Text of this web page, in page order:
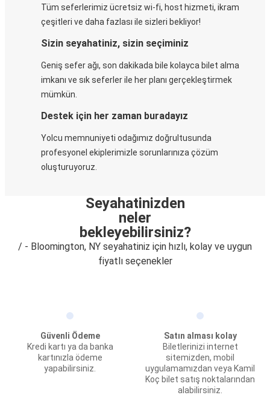
Tüm seferlerimiz ücretsiz wi-fi, host hizmeti, ikram
çeşitleri ve daha fazlası ile sizleri bekliyor!
Sizin seyahatiniz, sizin seçiminiz
Geniş sefer ağı, son dakikada bile kolayca bilet alma
imkanı ve sık seferler ile her planı gerçekleştirmek
mümkün.
Destek için her zaman buradayız
Yolcu memnuniyeti odağımız doğrultusunda
profesyonel ekiplerimizle sorunlarınıza çözüm
oluşturuyoruz.
Seyahatinizden
neler
bekleyebilirsiniz?
/ - Bloomington, NY seyahatiniz için hızlı, kolay ve uygun
fiyatlı seçenekler
Güvenli Ödeme
Kredi kartı ya da banka
kartınızla ödeme
yapabilirsiniz.
Satın alması kolay
Biletlerinizi internet
sitemizden, mobil
uygulamamızdan veya Kamil
Koç bilet satış noktalarından
alabilirsiniz.